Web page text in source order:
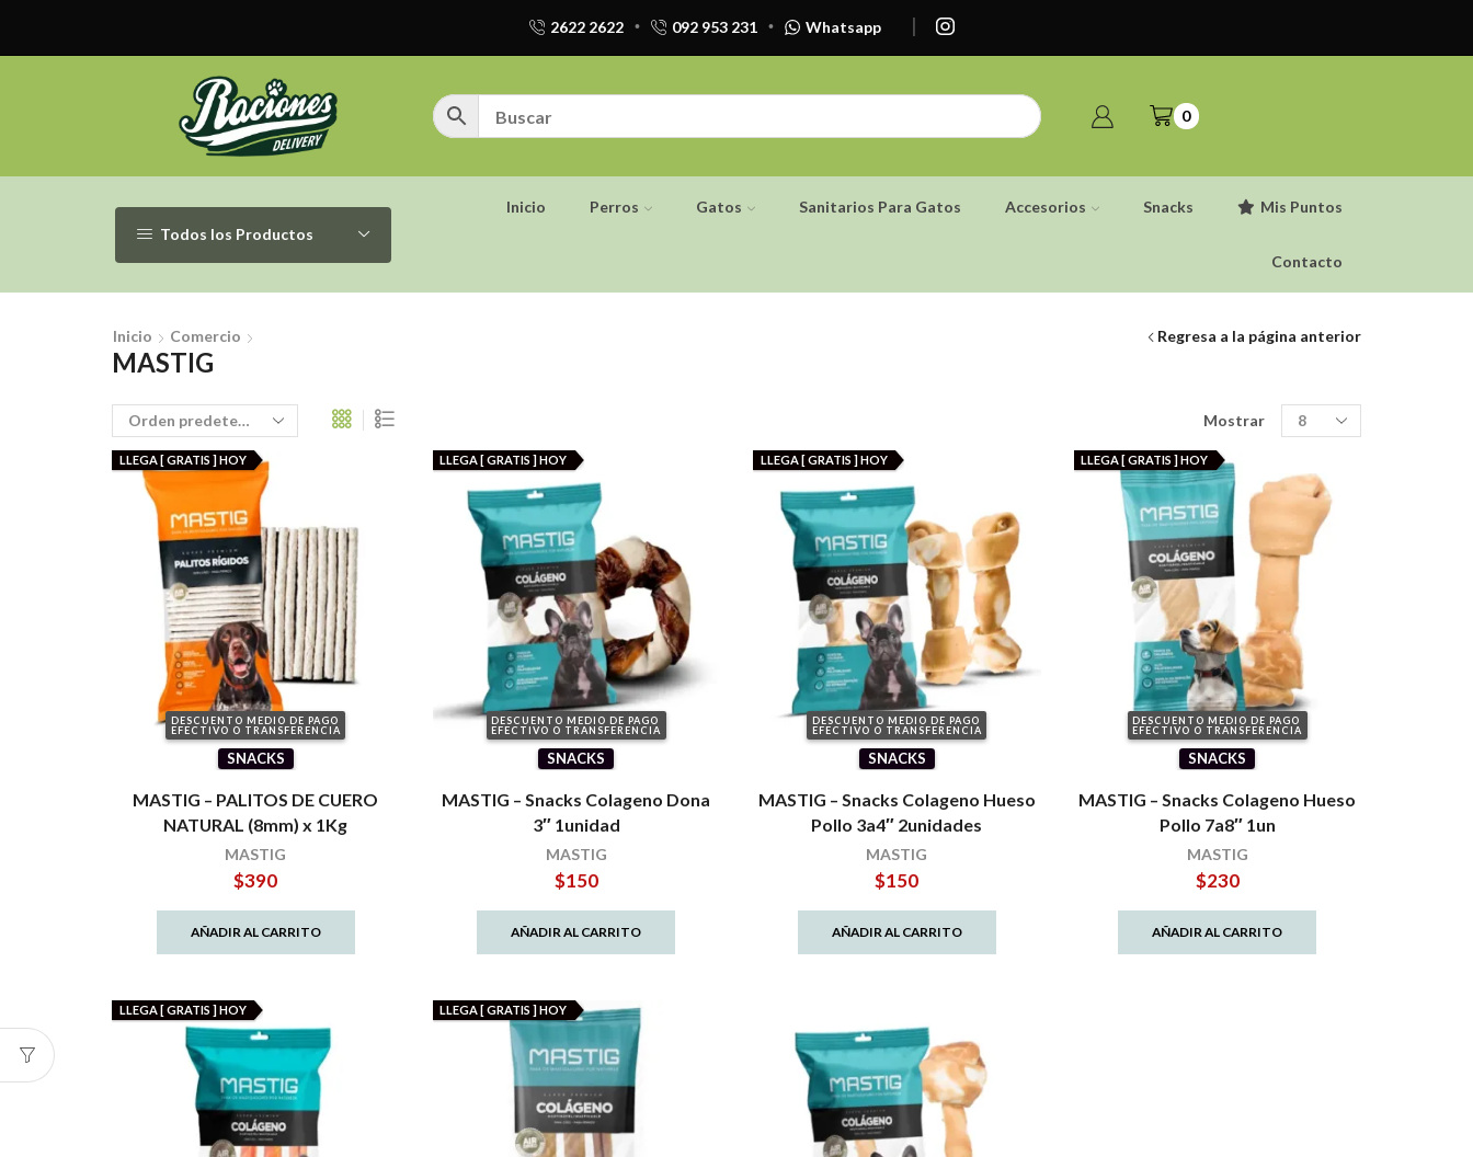
2622 2622 092 953 231 Whatsapp
0
Todos los Productos
Inicio Perros Gatos Sanitarios Para Gatos Accesorios Snacks Mis Puntos
Contacto
Inicio Comercio
MASTIG
Regresa a la página anterior
Mostrar
Productos
por
DESCUENTO MEDIO DE PAGO
EFECTIVO O TRANSFERENCIA
LLEGA [ GRATIS ] HOY
SNACKS
MASTIG – PALITOS DE CUERO
NATURAL (8mm) x 1Kg
MASTIG
$390
AÑADIR AL CARRITO
DESCUENTO MEDIO DE PAGO
EFECTIVO O TRANSFERENCIA
LLEGA [ GRATIS ] HOY
SNACKS
MASTIG – Snacks Colageno Dona
3″ 1unidad
MASTIG
$150
AÑADIR AL CARRITO
DESCUENTO MEDIO DE PAGO
EFECTIVO O TRANSFERENCIA
LLEGA [ GRATIS ] HOY
SNACKS
MASTIG – Snacks Colageno Hueso
Pollo 3a4″ 2unidades
MASTIG
$150
AÑADIR AL CARRITO
DESCUENTO MEDIO DE PAGO
EFECTIVO O TRANSFERENCIA
LLEGA [ GRATIS ] HOY
SNACKS
MASTIG – Snacks Colageno Hueso
Pollo 7a8″ 1un
MASTIG
$230
AÑADIR AL CARRITO
LLEGA [ GRATIS ] HOY LLEGA [ GRATIS ] HOY